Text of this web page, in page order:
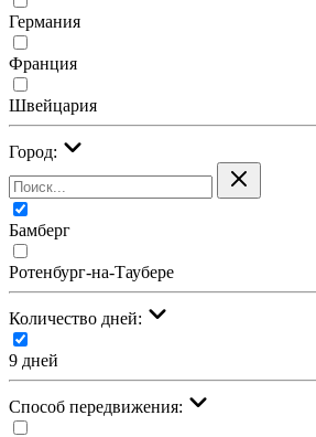
Германия
Франция
Швейцария
Город:
Бамберг
Ротенбург-на-Таубере
Количество дней:
9 дней
Cпособ передвижения: